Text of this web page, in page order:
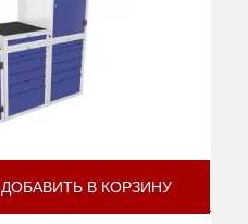
ДОБАВИТЬ В КОРЗИНУ